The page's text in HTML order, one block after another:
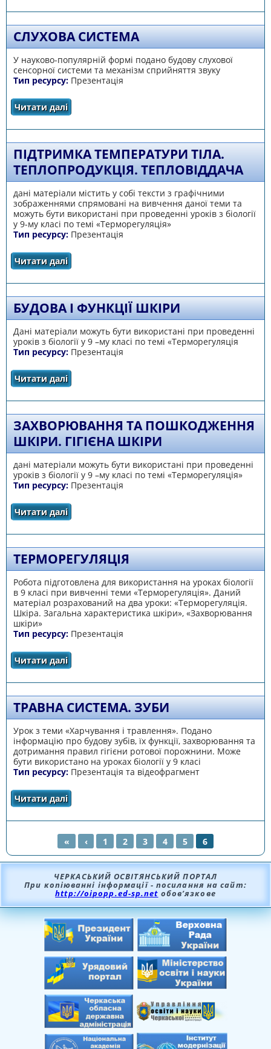
СЛУХОВА СИСТЕМА
У науково-популярній формі подано будову слухової
сенсорної системи та механізм сприйняття звуку
Тип ресурсу: Презентація
Читати даліпро Слухова система
ПІДТРИМКА ТЕМПЕРАТУРИ ТІЛА.
ТЕПЛОПРОДУКЦІЯ. ТЕПЛОВІДДАЧА
дані матеріали містить у собі тексти з графічними
зображеннями спрямовані на вивчення даної теми та
можуть бути використані при проведенні уроків з біології
у 9-му класі по темі «Терморегуляція»
Тип ресурсу: Презентація
Читати далі
БУДОВА І ФУНКЦІЇ ШКІРИ
Дані матеріали можуть бути використані при проведенні
уроків з біології у 9 –му класі по темі «Терморегуляція
Тип ресурсу: Презентація
Читати даліпро Будова і функції шкіри
ЗАХВОРЮВАННЯ ТА ПОШКОДЖЕННЯ
ШКІРИ. ГІГІЄНА ШКІРИ
дані матеріали можуть бути використані при проведенні
уроків з біології у 9 –му класі по темі «Терморегуляція»
Тип ресурсу: Презентація
Читати далі
ТЕРМОРЕГУЛЯЦІЯ
Робота підготовлена для використання на уроках біології
в 9 класі при вивченні теми «Терморегуляція». Даний
матеріал розрахований на два уроки: «Терморегуляція.
Шкіра. Загальна характеристика шкіри», «Захворювання
шкіри»
Тип ресурсу: Презентація
Читати даліпро Терморегуляція
ТРАВНА СИСТЕМА. ЗУБИ
Урок з теми «Харчування і травлення». Подано
інформацію про будову зубів, їх функції, захворювання та
дотримання правил гігієни ротової порожнини. Може
бути використано на уроках біології у 9 класі
Тип ресурсу: Презентація та відеофрагмент
Читати даліпро Травна система. Зуби
СТОРІНКИ
« ‹ 1 2 3 4 5 6
ЧЕРКАСЬКИЙ ОСВІТЯНСЬКИЙ ПОРТАЛ
При копіюванні інформації - посилання на сайт:
http://oipopp.ed-sp.net обов’язкове